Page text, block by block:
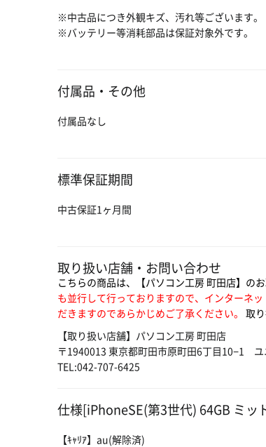
※中古品につき外観キズ、汚れ等ございます。
※バッテリー等消耗部品は保証対象外です。
付属品・その他
付属品なし
標準保証期間
中古保証1ヶ月間
取り扱い店舗・お問い合わせ
こちらの商品は、【パソコン工房 町田店】の
も並行して行っておりますので、インターネ
だきますのであらかじめご了承ください。 取
【取り扱い店舗】パソコン工房 町田店
〒1940013 東京都町田市原町田6丁目10−1
TEL:042-707-6425
仕様[iPhoneSE(第3世代) 64GB ミッ
【ｷｬﾘｱ】au(解除済)